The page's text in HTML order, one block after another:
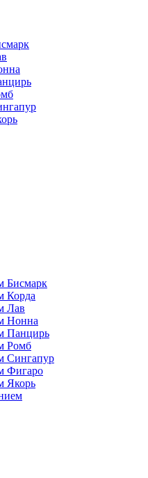
Бисмарк
Корда
Лав
Нонна
Панцирь
Ромб
Сингапур
Фигаро
Якорь